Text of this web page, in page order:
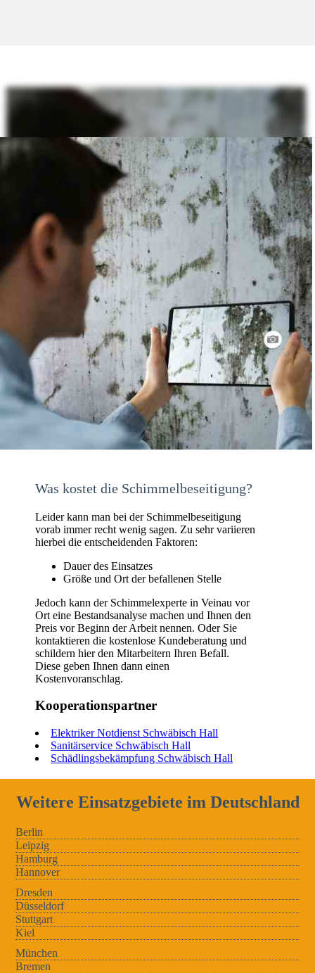
Was kostet die Schimmelbeseitigung?
Leider kann man bei der Schimmelbeseitigung
vorab immer recht wenig sagen. Zu sehr variieren
hierbei die entscheidenden Faktoren:
Dauer des Einsatzes
Größe und Ort der befallenen Stelle
Jedoch kann der Schimmelexperte in Veinau vor
Ort eine Bestandsanalyse machen und Ihnen den
Preis vor Beginn der Arbeit nennen. Oder Sie
kontaktieren die kostenlose Kundeberatung und
schildern hier den Mitarbeitern Ihren Befall.
Diese geben Ihnen dann einen
Kostenvoranschlag.
Kooperationspartner
Elektriker Notdienst Schwäbisch Hall
Sanitärservice Schwäbisch Hall
Schädlingsbekämpfung Schwäbisch Hall
Weitere Einsatzgebiete im Deutschland
Berlin
Leipzig
Hamburg
Hannover
Dresden
Düsseldorf
Stuttgart
Kiel
München
Bremen